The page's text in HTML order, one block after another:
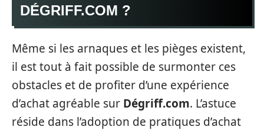
DÉGRIFF.COM ?
Même si les arnaques et les pièges existent,
il est tout à fait possible de surmonter ces
obstacles et de profiter d’une expérience
d’achat agréable sur Dégriff.com. L’astuce
réside dans l’adoption de pratiques d’achat